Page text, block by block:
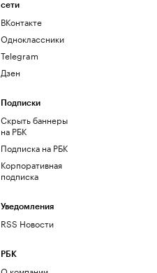
сети
ВКонтакте
Одноклассники
Telegram
Дзен
Подписки
Скрыть баннеры
на РБК
Подписка на РБК
Корпоративная
подписка
Уведомления
RSS Новости
РБК